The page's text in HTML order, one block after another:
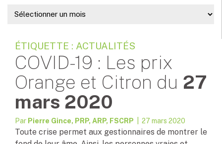
ÉTIQUETTE : ACTUALITÉS
COVID-19 : Les prix
Orange et Citron du 27
mars 2020
Par Pierre Gince, PRP, ARP, FSCRP | 27 mars 2020
Toute crise permet aux gestionnaires de montrer le